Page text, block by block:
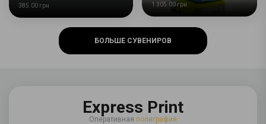
385.00 грн 1 305.00 грн
БОЛЬШЕ СУВЕНИРОВ
Express Print
Оперативная полиграфия